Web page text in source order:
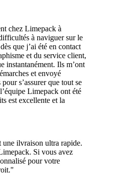
chez Limepack à
à naviguer sur le
que j’ai été en contact
et du service client,
instantanément. Ils m’ont
et envoyé
s’assurer que tout se
Limepack ont été
est excellente et la
ilvraison ultra rapide.
Si vous avez
pour votre